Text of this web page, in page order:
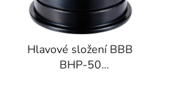
Hlavové složení BBB
BHP-50